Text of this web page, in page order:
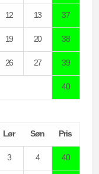
12 13 37
19 20 38
26 27 39
40
Lør Søn Pris
3 4 40